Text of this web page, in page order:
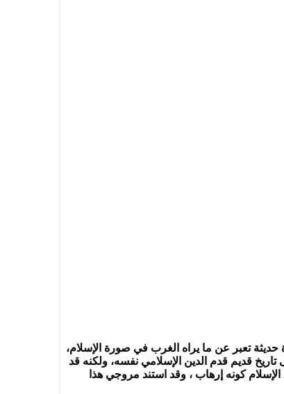
تعبر عن ما يراه الغرب في صورة الإسلام،
قديم قدم الدين الإسلامي نفسه، ولكنه قد
القاعدة، وقد استقر النظر إلى الإسلام كونه إرهاب ، وقد استند مروجي هذا